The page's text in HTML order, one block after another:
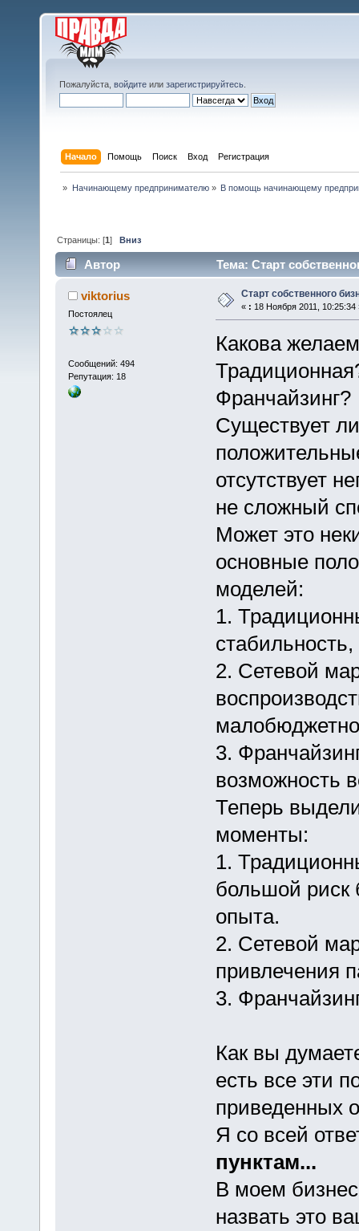
Пожалуйста, войдите или зарегистрируйтесь
Начало Помощь Поиск Вход Регистрация
» Начинающему предпринимателю» В помощь начинающему
Страницы: [1]Вниз
Автор Тема: Старт
viktorius
Постоялец
Сообщений: 494
Репутация: 18
Старт собственного
« : 18 Ноября 2011, 10:25:34
Какова
Франчайзинг?
Существует
отсутствует
не сложный
Может это
основные
моделей:
1.
2. Сетевой
3.
возможность
Теперь
моменты:
1.
большой риск
опыта.
2. Сетевой
привлечения
3.
Как вы
есть все эти
приведенных
Я со всей
пунктам...
В моем
назвать это